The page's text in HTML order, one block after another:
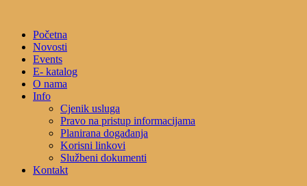
Početna
Novosti
Events
E- katalog
O nama
Info
Cjenik usluga
Pravo na pristup informacijama
Planirana događanja
Korisni linkovi
Službeni dokumenti
Kontakt